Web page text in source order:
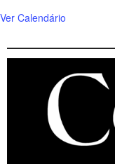
Ver Calendário